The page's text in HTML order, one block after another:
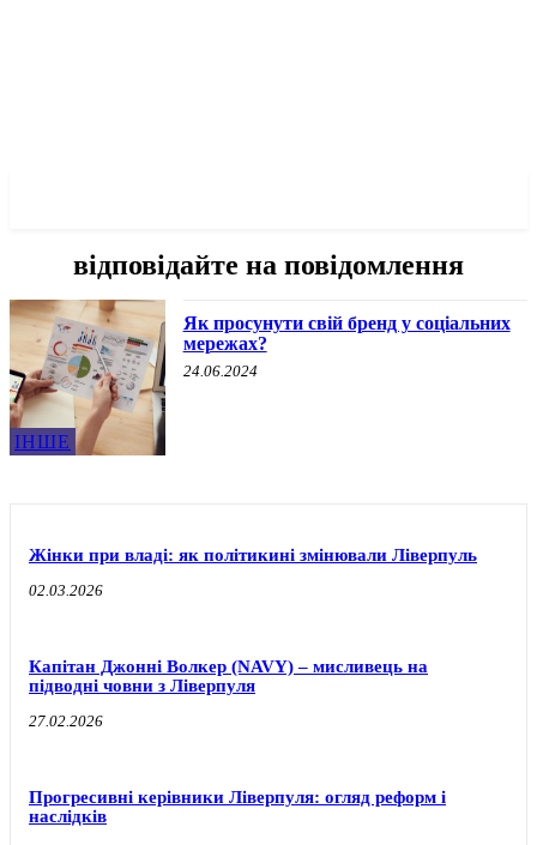
відповідайте на повідомлення
ІНШЕ
Як просунути свій бренд у соціальних
мережах?
24.06.2024
Жінки при владі: як політикині змінювали Ліверпуль
02.03.2026
Капітан Джонні Волкер (NAVY) – мисливець на
підводні човни з Ліверпуля
27.02.2026
Прогресивні керівники Ліверпуля: огляд реформ і
наслідків